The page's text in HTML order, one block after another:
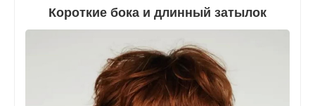
Короткие бока и длинный затылок